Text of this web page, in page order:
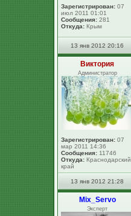
Зарегистрирован: 07
июл 2011 01:01
Сообщения: 281
Откуда: Крым
13 янв 2012 20:16
Виктория
Администратор
Зарегистрирован: 07
мар 2011 14:36
Сообщения: 11746
Откуда: Краснодарский
край
13 янв 2012 21:28
Mix_Servo
Эксперт